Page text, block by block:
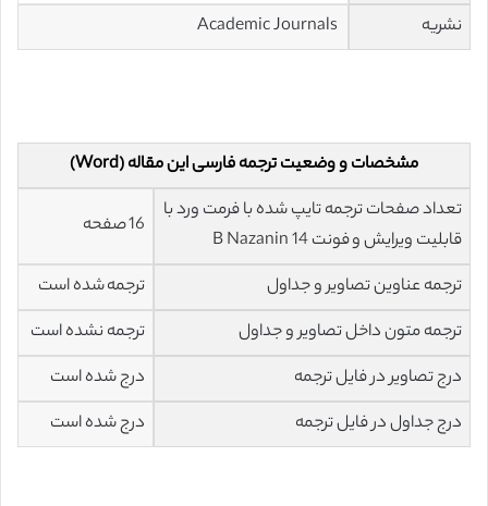
نشریه
مشخصات و وضعیت ترجمه فارسی این مقاله (Word)
تعداد صفحات ترجمه تایپ شده با فرمت ورد با
قابلیت ویرایش و فونت 14 B Nazanin
16 صفحه
ترجمه عناوین تصاویر و جداول
ترجمه شده است
ترجمه متون داخل تصاویر و جداول
ترجمه نشده است
درج تصاویر در فایل ترجمه
درج شده است
درج جداول در فایل ترجمه
درج شده است